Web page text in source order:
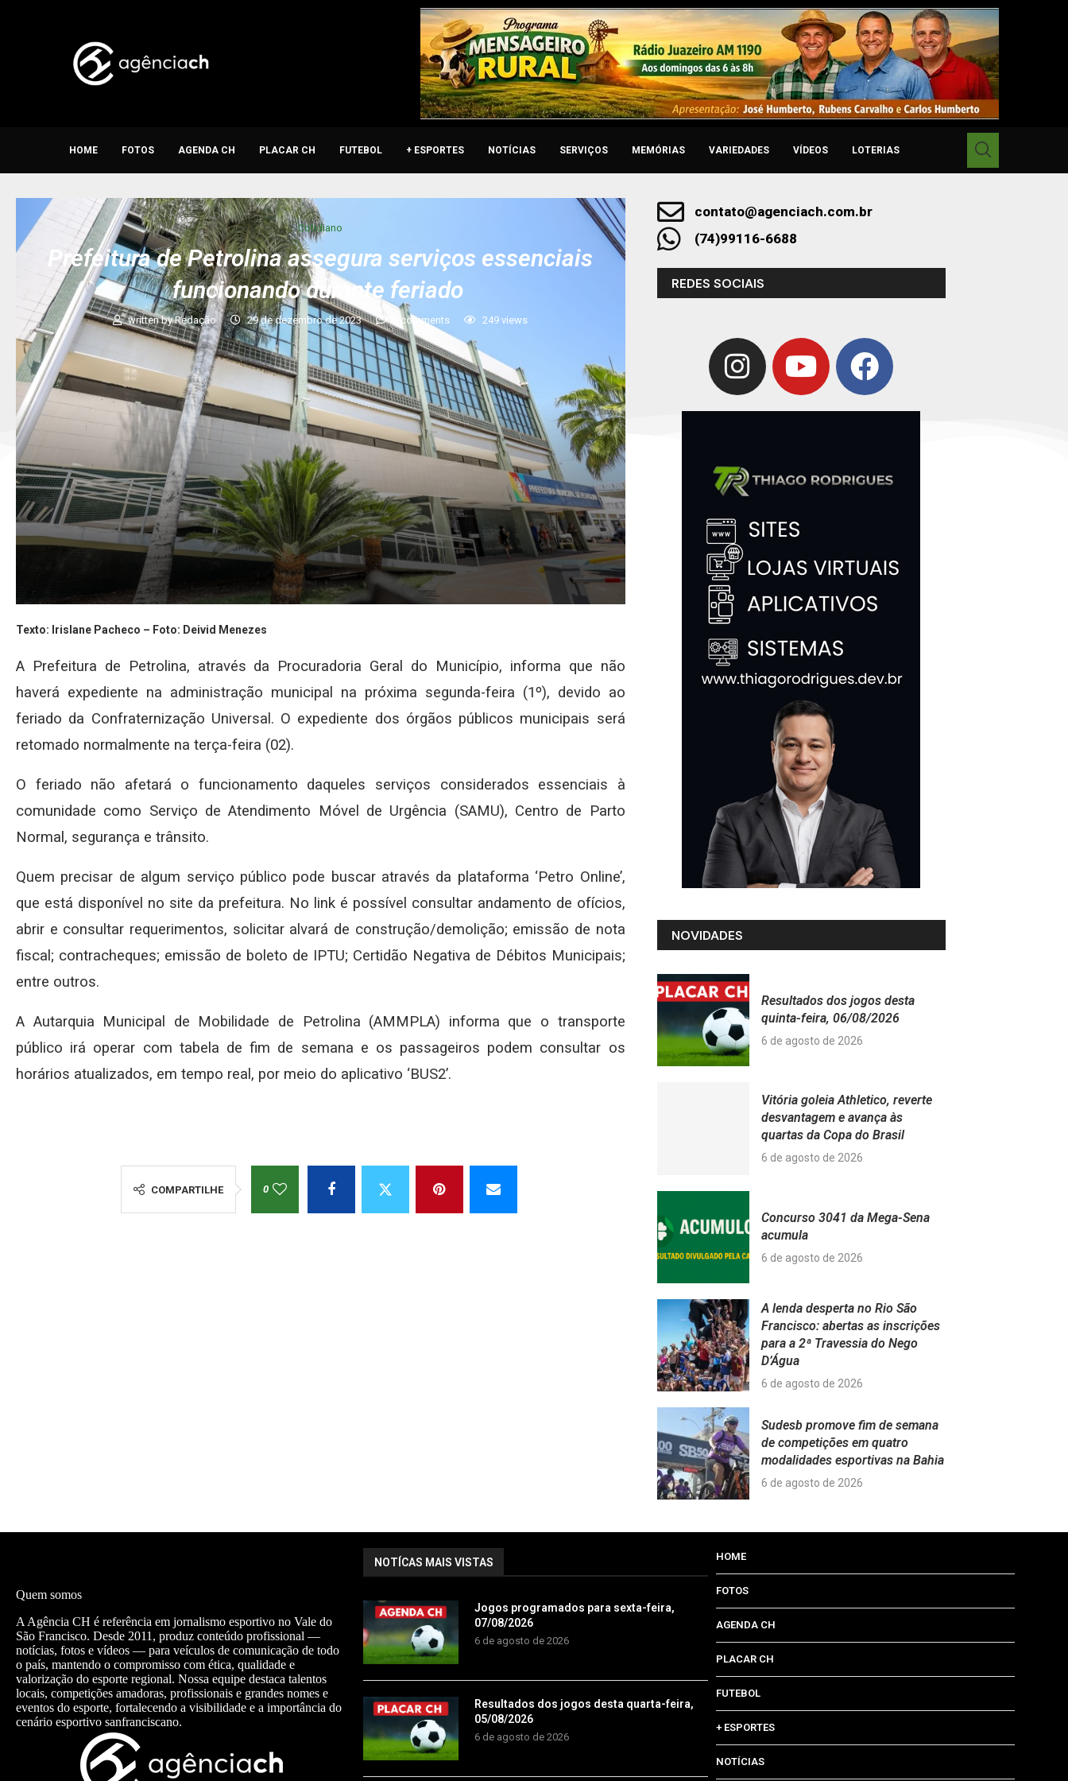
HOME FOTOS AGENDA CH PLACAR CH FUTEBOL + ESPORTES NOTÍCIAS SERVIÇOS MEMÓRIAS VARIEDADES VÍDEOS LOTERIAS
Cotidiano
Prefeitura de Petrolina assegura serviços essenciais
funcionando durante feriado
written byRedação 29 de dezembro de 2023 0 comments 249 views
Texto: Irislane Pacheco – Foto: Deivid Menezes
A Prefeitura de Petrolina, através da Procuradoria Geral do Município, informa que não
haverá expediente na administração municipal na próxima segunda-feira (1º), devido ao
feriado da Confraternização Universal. O expediente dos órgãos públicos municipais será
retomado normalmente na terça-feira (02).
O feriado não afetará o funcionamento daqueles serviços considerados essenciais à
comunidade como Serviço de Atendimento Móvel de Urgência (SAMU), Centro de Parto
Normal, segurança e trânsito.
Quem precisar de algum serviço público pode buscar através da plataforma ‘Petro Online’,
que está disponível no site da prefeitura. No link é possível consultar andamento de ofícios,
abrir e consultar requerimentos, solicitar alvará de construção/demolição; emissão de nota
fiscal; contracheques; emissão de boleto de IPTU; Certidão Negativa de Débitos Municipais;
entre outros.
A Autarquia Municipal de Mobilidade de Petrolina (AMMPLA) informa que o transporte
público irá operar com tabela de fim de semana e os passageiros podem consultar os
horários atualizados, em tempo real, por meio do aplicativo ‘BUS2’.
COMPARTILHE 0
contato@agenciach.com.br
(74)99116-6688
REDES SOCIAIS
NOVIDADES
Resultados dos jogos desta
quinta-feira, 06/08/2026
6 de agosto de 2026
Vitória goleia Athletico, reverte
desvantagem e avança às
quartas da Copa do Brasil
6 de agosto de 2026
Concurso 3041 da Mega-Sena
acumula
6 de agosto de 2026
A lenda desperta no Rio São
Francisco: abertas as inscrições
para a 2ª Travessia do Nego
D’Água
6 de agosto de 2026
Sudesb promove fim de semana
de competições em quatro
modalidades esportivas na Bahia
6 de agosto de 2026
Quem somos
A Agência CH é referência em jornalismo esportivo no Vale do
São Francisco. Desde 2011, produz conteúdo profissional —
notícias, fotos e vídeos — para veículos de comunicação de todo
o país, mantendo o compromisso com ética, qualidade e
valorização do esporte regional. Nossa equipe destaca talentos
locais, competições amadoras, profissionais e grandes nomes e
eventos do esporte, fortalecendo a visibilidade e a importância do
cenário esportivo sanfranciscano.
NOTÍCAS MAIS VISTAS
Jogos programados para sexta-feira,
07/08/2026
6 de agosto de 2026
Resultados dos jogos desta quarta-feira,
05/08/2026
6 de agosto de 2026
HOME
FOTOS
AGENDA CH
PLACAR CH
FUTEBOL
+ ESPORTES
NOTÍCIAS